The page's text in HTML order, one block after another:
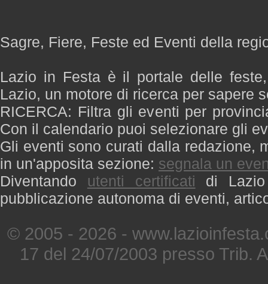
Sagre, Fiere, Feste ed Eventi della
Lazio in Festa è il portale delle
Lazio, un motore di ricerca per sapere
RICERCA: Filtra gli eventi per
Con il calendario puoi selezionare gli
Gli eventi sono curati dalla redazione,
in un'apposita sezione: segnala un
Diventando utenti certificati di
pubblicazione autonoma di eventi,
© 2005 - 2026 -
17 del 24/07/2003 presso Trib.